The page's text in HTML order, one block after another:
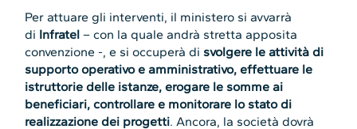
Per attuare gli interventi, il ministero si avvarrà
di Infratel – con la quale andrà stretta apposita
convenzione -, e si occuperà di svolgere le attività di
supporto operativo e amministrativo, effettuare le
istruttorie delle istanze, erogare le somme ai
beneficiari, controllare e monitorare lo stato di
realizzazione dei progetti. Ancora, la società dovrà